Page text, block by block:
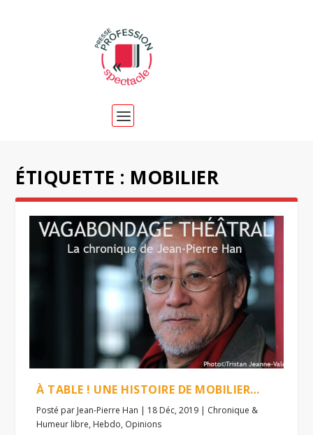
ÉTIQUETTE : MOBILIER
À TABLE ! UNE HISTOIRE DE MOBILIER…
Posté par Jean-Pierre Han | 18 Déc, 2019 | Chronique &
Humeur libre, Hebdo, Opinions